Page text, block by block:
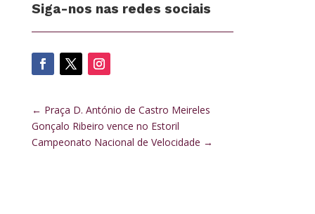
Siga-nos nas redes sociais
← Praça D. António de Castro Meireles
Gonçalo Ribeiro vence no Estoril
Campeonato Nacional de Velocidade →